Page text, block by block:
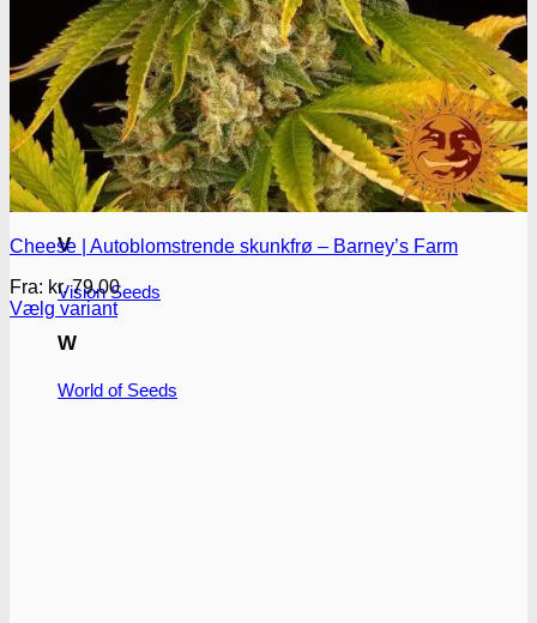
T
T.H. Seeds
P
Pyramid seeds
V
Vision Seeds
W
World of Seeds
Cheese | Autoblomstrende skunkfrø – Barney’s Farm
Fra: kr.79.00
Vælg variant